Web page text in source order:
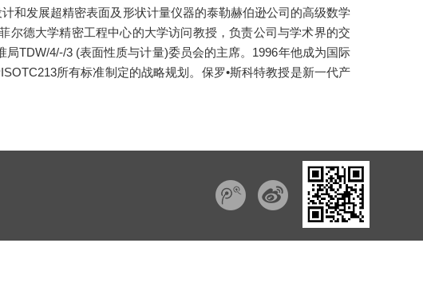
和发展超精密表面及形状计量仪器的泰勒赫伯逊公司的高级数学
尔德大学精密工程中心的大学访问教授，负责公司与学术界的交
TDW/4/-/3 (表面性质与计量)委员会的主席。1996年他成为国际
所有标准制定的战略规划。保罗•斯科特教授是新一代产